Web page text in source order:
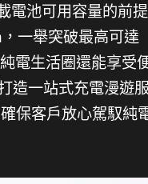
電池可用容量的前提
一舉突破最高可達
電生活圈還能享受
造一站式充電漫遊服
保客戶放心駕馭純